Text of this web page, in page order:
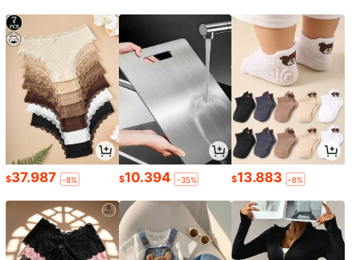
$37.987 -8% $10.394 -35% $13.883 -8%